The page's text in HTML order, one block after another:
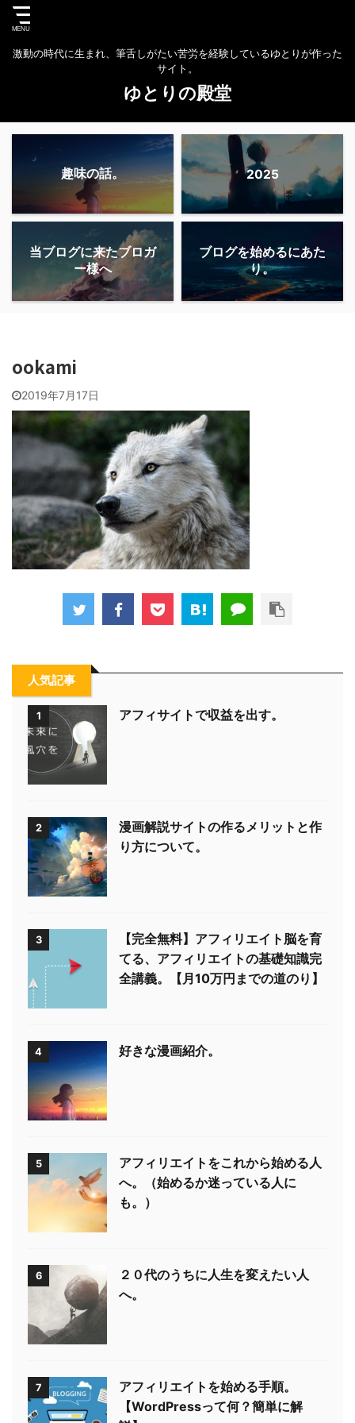
激動の時代に生まれ、筆舌しがたい苦労を経験しているゆとりが作った
サイト。
ゆとりの殿堂
趣味の話。 2025
当ブログに来たブロガ
ー様へ
ブログを始めるにあた
り。
ookami
2019年7月17日
人気記事
1 アフィサイトで収益を出す。
2
漫画解説サイトの作るメリットと作
り方について。
3
【完全無料】アフィリエイト脳を育
てる、アフィリエイトの基礎知識完
全講義。【月10万円までの道のり】
4 好きな漫画紹介。
5
アフィリエイトをこれから始める人
へ。（始めるか迷っている人に
も。）
6
２０代のうちに人生を変えたい人
へ。
7
アフィリエイトを始める手順。
【WordPressって何？簡単に解